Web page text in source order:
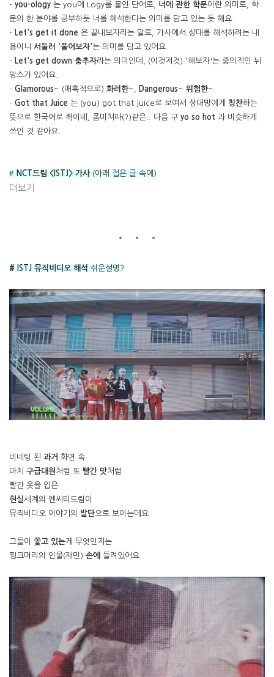
- you-ology 는 you에 Logy를 붙인 단어로, 너에 관한 학문이란 의미로, 학
문의 한 분야를 공부하듯 너를 해석한다는 의미를 담고 있는 듯 해요.
- Let's get it done 은 끝내보자라는 말로, 가사에서 상대를 해석하려는 내
용이니 서둘러 '풀어보자'는 의미를 담고 있어요.
- Let's get down 춤추자라는 의미인데, (이것저것) '해보자'는 중의적인 뉘
앙스가 있어요.
- Glamorous~ (매혹적으로) 화려한~, Dangerous~ 위험한~
- Got that Juice 는 (you) got that juice로 보여서 상대방에게 칭찬하는
뜻으로 한국어로 쥑이네, 폼미쳐따(?)같은.. 다음 구 yo so hot 과 비슷하게
쓰인 것 같아요.
# NCT드림 <ISTJ> 가사(아래 접은 글 속에)
더보기
# ISTJ 뮤직비디오 해석 쉬운설명?
비네팅 된 과거 화면 속
마치 구급대원처럼 또 빨간 맛처럼
빨간 옷을 입은
현실세계의 엔씨티드림이
뮤직비디오 이야기의 발단으로 보이는데요
그들이 쫓고 있는게 무엇인지는
핑크머리의 인물(재민) 손에 들려있어요.